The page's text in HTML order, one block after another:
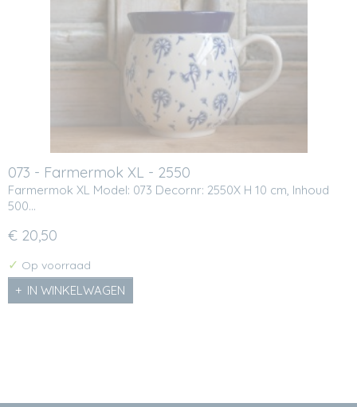
073 - Farmermok XL - 2550
Farmermok XL Model: 073 Decornr: 2550X H 10 cm, Inhoud
500…
€ 20,50
✓ Op voorraad
IN WINKELWAGEN